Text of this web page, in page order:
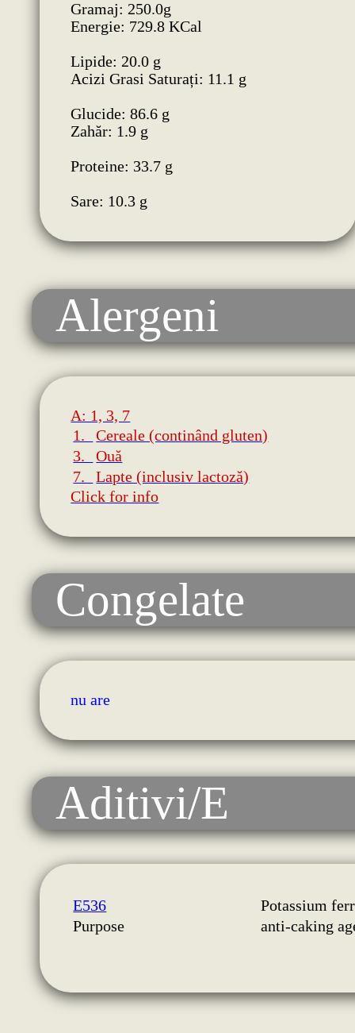
Gramaj: 250.0g
Energie: 729.8 KCal
Lipide: 20.0 g
Acizi Grasi Saturați: 11.1 g
Glucide: 86.6 g
Zahăr: 1.9 g
Proteine: 33.7 g
Sare: 10.3 g
Alergeni
A: 1, 3, 7
1.
Cereale (continând gluten)
3.
Ouă
7.
Lapte (inclusiv lactoză)
Click for info
Congelate
nu are
Aditivi/E
E536
Potassium
Purpose
anti-caking